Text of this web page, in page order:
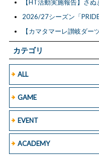
カテゴリ
ALL
GAME
EVENT
ACADEMY
【HT活動実施報告】さ
2026/27シーズン「
【カマタマーレ讃岐ダ